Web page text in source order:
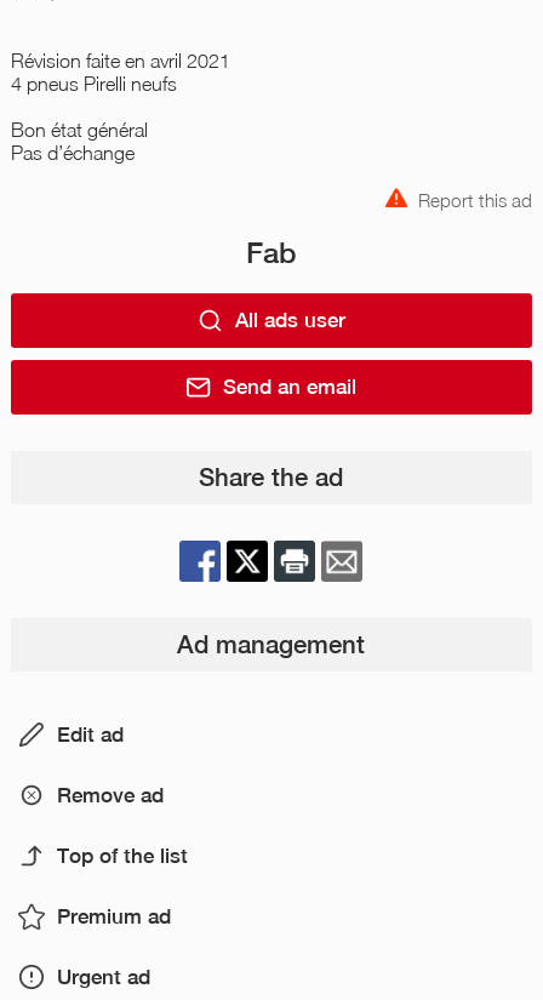
Révision faite en avril 2021
4 pneus Pirelli neufs
Bon état général
Pas d’échange
Report this ad
Fab
All ads user
Send an email
Share the ad
Ad management
Edit ad
Remove ad
Top of the list
Premium ad
Urgent ad